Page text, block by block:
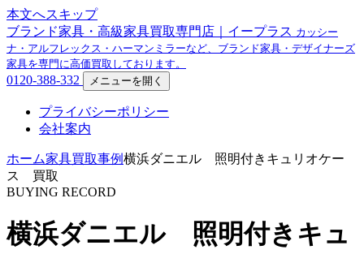
本文へスキップ
ブランド家具・高級家具買取専門店｜イープラス カッシー
ナ・アルフレックス・ハーマンミラーなど、ブランド家具・デザイナーズ
家具を専門に高価買取しております。
0120-388-332 メニューを開く
プライバシーポリシー
会社案内
ホーム家具買取事例横浜ダニエル 照明付きキュリオケー
ス 買取
BUYING RECORD
横浜ダニエル 照明付きキュ